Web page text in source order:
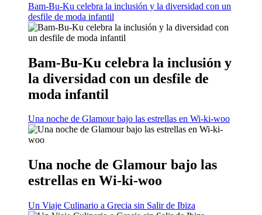
Bam-Bu-Ku celebra la inclusión y la diversidad con un
desfile de moda infantil
Bam-Bu-Ku celebra la inclusión y
la diversidad con un desfile de
moda infantil
Una noche de Glamour bajo las estrellas en Wi-ki-woo
Una noche de Glamour bajo las
estrellas en Wi-ki-woo
Un Viaje Culinario a Grecia sin Salir de Ibiza